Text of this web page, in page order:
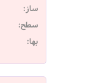
ساز:
سطح:
بها: